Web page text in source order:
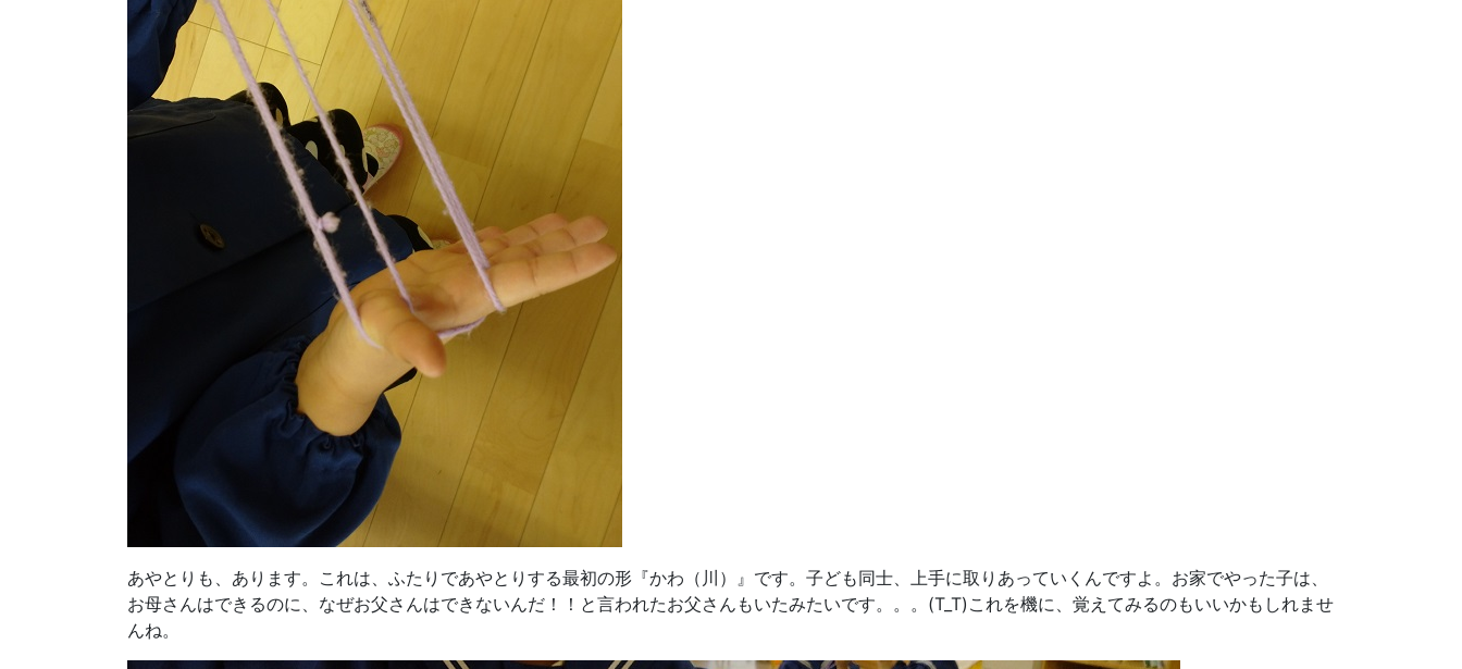
あやとりも、あります。これは、ふたりであやとりする最初の形『かわ（川）』です。子ども同士、上手に取りあっていくんですよ。お家でやった子は、
お母さんはできるのに、なぜお父さんはできないんだ！！と言われたお父さんもいたみたいです。。。(T_T)これを機に、覚えてみるのもいいかもしれませ
んね。